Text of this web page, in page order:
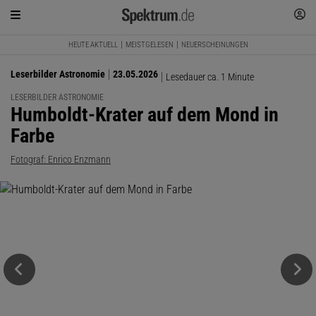
HEUTE AKTUELL MEISTGELESEN NEUERSCHEINUNGEN
Leserbilder Astronomie 23.05.2026 Lesedauer ca. 1 Minute
LESERBILDER ASTRONOMIE
:
Humboldt-Krater auf dem Mond in
Farbe
Fotograf: Enrico Enzmann